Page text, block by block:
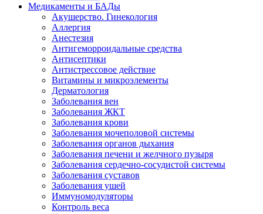
Медикаменты и БАДы
Акушерство. Гинекология
Аллергия
Анестезия
Антигеморроидальные средства
Антисептики
Антистрессовое действие
Витамины и микроэлементы
Дерматология
Заболевания вен
Заболевания ЖКТ
Заболевания крови
Заболевания мочеполовой системы
Заболевания органов дыхания
Заболевания печени и желчного пузыря
Заболевания сердечно-сосудистой системы
Заболевания суставов
Заболевания ушей
Иммуномодуляторы
Контроль веса